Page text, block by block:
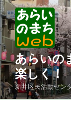
コ
ン
テ
ン
ツ
へ
ス
キ
ッ
あらいの
楽しく！
新井区民活動セン